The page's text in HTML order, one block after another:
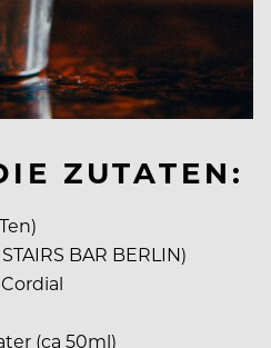
ZUTATEN:
BAR BERLIN)
(ca 50ml)